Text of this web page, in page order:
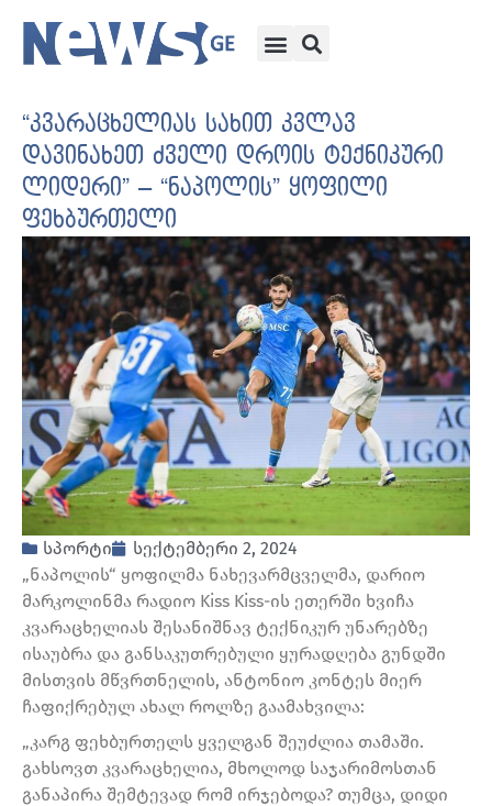
“კვარაცხელიას სახით კვლავ
დავინახეთ ძველი დროის ტექნიკური
ლიდერი” – “ნაპოლის” ყოფილი
ფეხბურთელი
სპორტი
სექტემბერი 2, 2024
„ნაპოლის“ ყოფილმა ნახევარმცველმა, დარიო
მარკოლინმა რადიო Kiss Kiss-ის ეთერში ხვიჩა
კვარაცხელიას შესანიშნავ ტექნიკურ უნარებზე
ისაუბრა და განსაკუთრებული ყურადღება გუნდში
მისთვის მწვრთნელის, ანტონიო კონტეს მიერ
ჩაფიქრებულ ახალ როლზე გაამახვილა:
„კარგ ფეხბურთელს ყველგან შეუძლია თამაში.
გახსოვთ კვარაცხელია, მხოლოდ საჯარიმოსთან
განაპირა შემტევად რომ ირჯებოდა? თუმცა, დიდი